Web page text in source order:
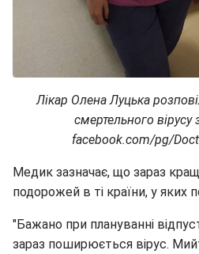
Лікар Олена Луцька
смертельного
facebook.com/pg/
Медик зазначає, що зараз
подорожей в ті країни, у яких
"Бажано при плануванні
зараз поширюється вірус.